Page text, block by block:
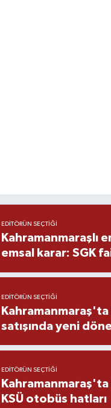
EDITÖRÜN SEÇTIĞI
Kahramanmaraşlı
emsal karar: SGK
EDITÖRÜN SEÇTIĞI
Kahramanmaraş'ta
satışında yeni
EDITÖRÜN SEÇTIĞI
KSÜ otobüs hatları